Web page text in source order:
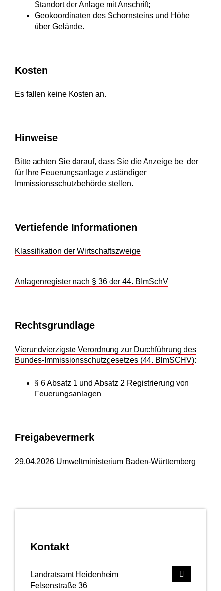
Kontakt
Landratsamt Heidenheim
Felsenstraße 36
Standort der Anlage mit Anschrift;
Geokoordinaten des Schornsteins und Höhe
über Gelände.
Kosten
Es fallen keine Kosten an.
Hinweise
Bitte achten Sie darauf, dass Sie die Anzeige bei der
für Ihre Feuerungsanlage zuständigen
Immissionsschutzbehörde stellen.
Vertiefende Informationen
Klassifikation der Wirtschaftszweige
Anlagenregister nach § 36 der 44. BImSchV
Rechtsgrundlage
Vierundvierzigste Verordnung zur Durchführung des
Bundes-Immissionsschutzgesetzes (44. BlmSCHV):
§ 6 Absatz 1 und Absatz 2 Registrierung von
Feuerungsanlagen
Freigabevermerk
29.04.2026 Umweltministerium Baden-Württemberg